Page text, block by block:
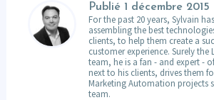
Publié 1 décembre 2015
For the past 20 years, Sylvain
assembling the best
clients, to help them create a
customer experience. Surely the
team, he is a fan - and expert -
next to his clients, drives them
Marketing Automation projects
team.